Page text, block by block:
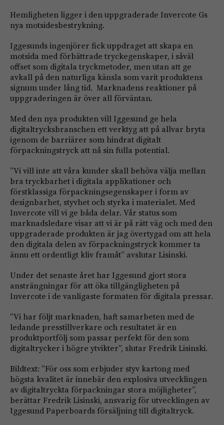
Hemligheten ligger i den uppgraderade Invercote Gs
nya motsidesbestrykning.
Iggesunds ingenjörer fick uppdraget att skapa en
motsida med förbättrade tryckegenskaper, i såväl
offset som digitala tryckmetoder, men utan att ge
avkall på den naturliga känsla som varit produktens
signum under lång tid. Marknadens reaktioner på
uppgraderingen är över all förväntan.
Med den nya produkten vill Iggesund ge hela
digitaltrycksbranschen ett verktyg att på allvar bryta
igenom de barriärer som hindrat digitalt
förpackningstryck att nå sin fulla potential.
”Vi vill inte att våra kunder skall behöva välja mellan
bra tryckbarhet i digitala applikationer och
förstklassiga förpackningsegenskaper i form av
designbarhet, styvhet och styrka i materialet. Med
Invercote vill vi ge båda delar. Vår status som
marknadsledare visar att vi är på rätt väg och med den
uppgraderade produkten är jag övertygad om att hela
den digitala delen av förpackningstryck kommer ta
ännu ett ordentligt kliv framåt” avslutar Lisinski.
Under det senaste året har Iggesund gjort stora
ansträngningar för att öka tillgängligheten på
Invercote i de vanligaste formaten för digitala pressar.
”Vi har följt marknaden, haft samarbeten med de
ledande presstillverkare och resultatet är en
produktportfölj som passar perfekt för den som
digitaltrycker i högre ytvikter”, slutar Fredrik Lisinski.
Bildtext: ”För oss som erbjuder styv kartong med
högsta kvalitet är innebär den explosiva utvecklingen
av digitaltryckta förpackningar stora möjligheter”,
berättar Fredrik Lisinski, ansvarig för utvecklingen av
Iggesund Paperboards försäljning till digitaltryck.